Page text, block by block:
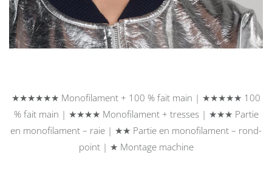
★★★★★★ Monofilament + 100 % fait main | ★★★★★ 100
% fait main | ★★★★ Monofilament + tresses | ★★★ Partie
en monofilament – raie | ★★ Partie en monofilament – rond-
point | ★ Montage machine